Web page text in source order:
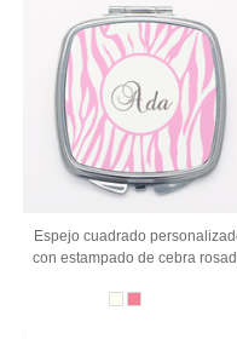
Espejo cuadrado
con estampado de cebra